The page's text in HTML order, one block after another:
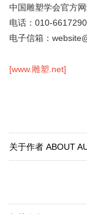
中国雕塑学会官方
电话：010-
电子信箱：
[www.雕塑.net]
关于作者 ABOUT